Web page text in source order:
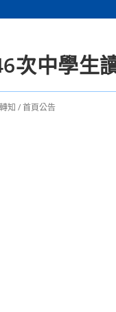
次中學生
知 /首頁公告